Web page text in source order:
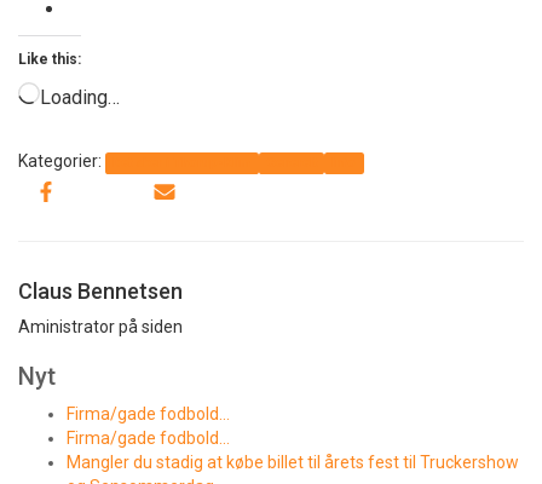
Like this:
Loading…
Kategorier:
Claus Bennetsen
Aministrator på siden
Nyt
Firma/gade fodbold…
Firma/gade fodbold…
Mangler du stadig at købe billet til årets fest til Truckershow